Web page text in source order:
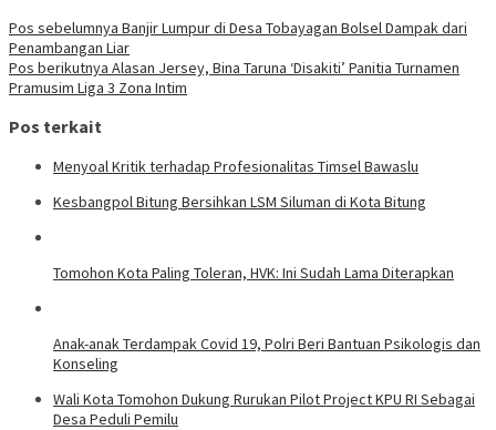
Pos sebelumnya Banjir Lumpur di Desa Tobayagan Bolsel Dampak dari
Penambangan Liar
Pos berikutnya Alasan Jersey, Bina Taruna ‘Disakiti’ Panitia Turnamen
Pramusim Liga 3 Zona Intim
Pos terkait
Menyoal Kritik terhadap Profesionalitas Timsel Bawaslu
Kesbangpol Bitung Bersihkan LSM Siluman di Kota Bitung
Tomohon Kota Paling Toleran, HVK: Ini Sudah Lama Diterapkan
Anak-anak Terdampak Covid 19, Polri Beri Bantuan Psikologis dan
Konseling
Wali Kota Tomohon Dukung Rurukan Pilot Project KPU RI Sebagai
Desa Peduli Pemilu